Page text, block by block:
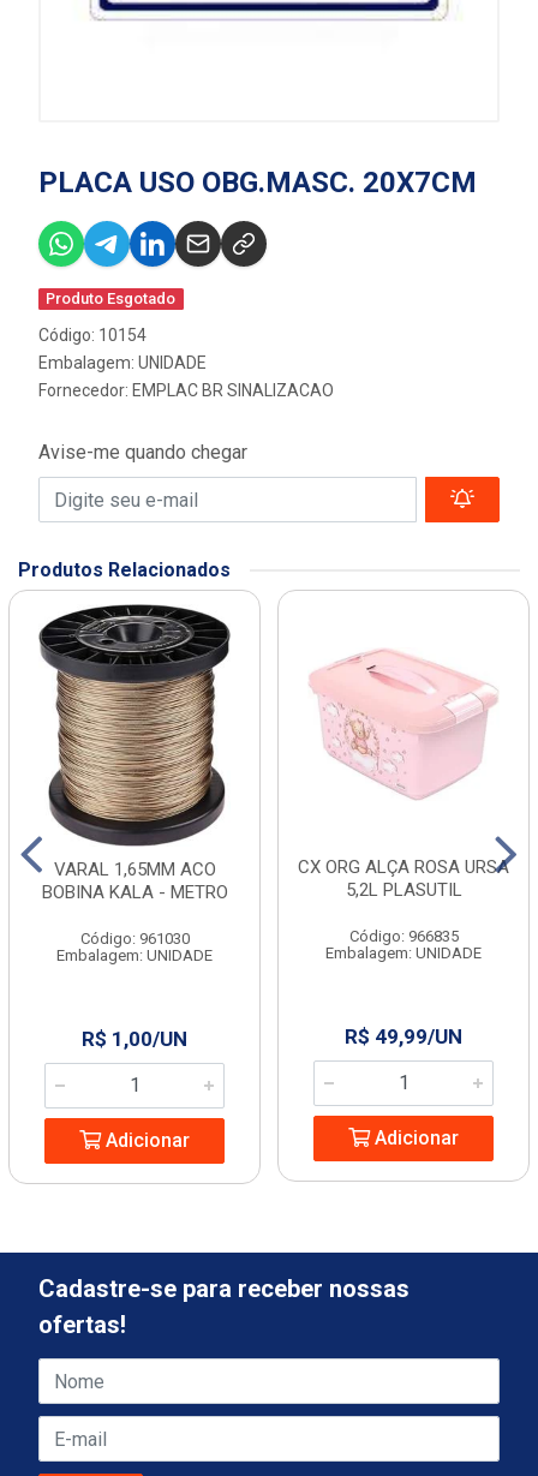
PLACA USO OBG.MASC. 20X7CM
Produto Esgotado
Código: 10154
Embalagem: UNIDADE
Fornecedor: EMPLAC BR SINALIZACAO
Avise-me quando chegar
Produtos Relacionados
VARAL 1,65MM ACO
BOBINA KALA - METRO
Código: 961030
Embalagem: UNIDADE
R$ 1,00/UN
Adicionar
CX ORG ALÇA ROSA URSA
5,2L PLASUTIL
Código: 966835
Embalagem: UNIDADE
R$ 49,99/UN
Adicionar
Cadastre-se para receber nossas
ofertas!